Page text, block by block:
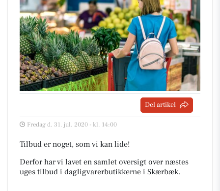
Del artikel
Fredag d. 31. jul. 2020 - kl. 14:00
Tilbud er noget, som vi kan lide!
Derfor har vi lavet en samlet oversigt over næstes
uges tilbud i dagligvarerbutikkerne i Skærbæk.